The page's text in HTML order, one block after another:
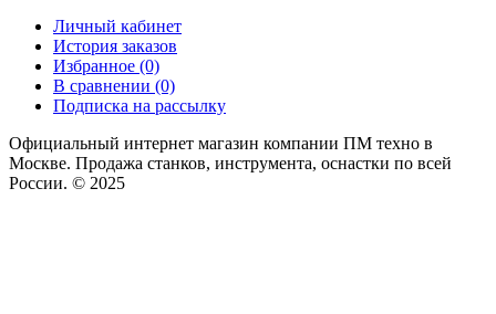
Личный кабинет
История заказов
Избранное (0)
В сравнении (0)
Подписка на рассылку
Официальный интернет магазин компании ПМ техно в
Москве. Продажа станков, инструмента, оснастки по всей
России. © 2025